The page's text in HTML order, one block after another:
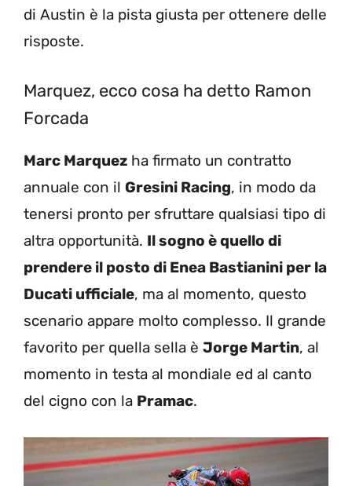
di Austin è la pista giusta per ottenere delle
risposte.
Marquez, ecco cosa ha detto Ramon
Forcada
Marc Marquez ha firmato un contratto
annuale con il Gresini Racing, in modo da
tenersi pronto per sfruttare qualsiasi tipo di
altra opportunità. Il sogno è quello di
prendere il posto di Enea Bastianini per la
Ducati ufficiale, ma al momento, questo
scenario appare molto complesso. Il grande
favorito per quella sella è Jorge Martin, al
momento in testa al mondiale ed al canto
del cigno con la Pramac.